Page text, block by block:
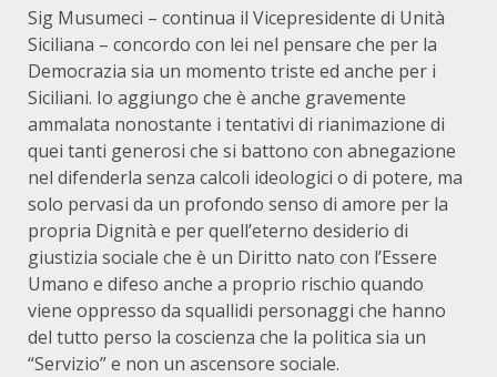
Sig Musumeci – continua il Vicepresidente di Unità
Siciliana – concordo con lei nel pensare che per la
Democrazia sia un momento triste ed anche per i
Siciliani. Io aggiungo che è anche gravemente
ammalata nonostante i tentativi di rianimazione di
quei tanti generosi che si battono con abnegazione
nel difenderla senza calcoli ideologici o di potere, ma
solo pervasi da un profondo senso di amore per la
propria Dignità e per quell’eterno desiderio di
giustizia sociale che è un Diritto nato con l’Essere
Umano e difeso anche a proprio rischio quando
viene oppresso da squallidi personaggi che hanno
del tutto perso la coscienza che la politica sia un
“Servizio” e non un ascensore sociale.